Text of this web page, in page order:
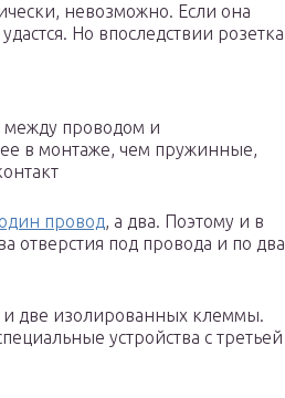
невозможно. Если она
Но впоследствии розетка
проводом и
в монтаже, чем пружинные,
провод, а два. Поэтому и в
отверстия под провода и по два
две изолированных клеммы.
устройства с третьей